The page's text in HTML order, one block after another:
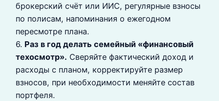
брокерский счёт или ИИС, регулярные взносы
по полисам, напоминания о ежегодном
пересмотре плана.
6. Раз в год делать семейный «финансовый
техосмотр». Сверяйте фактический доход и
расходы с планом, корректируйте размер
взносов, при необходимости меняйте состав
портфеля.